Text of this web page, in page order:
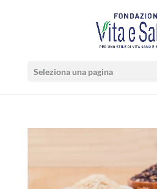
Seleziona una pagina